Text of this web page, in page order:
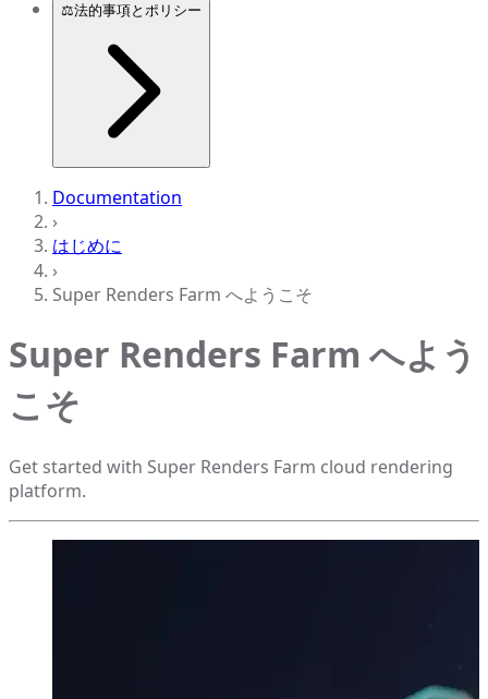
⚖️法的事項とポリシー
Documentation
›
はじめに
›
Super Renders Farm へようこそ
Super Renders Farm へよう
こそ
Get started with Super Renders Farm cloud rendering
platform.